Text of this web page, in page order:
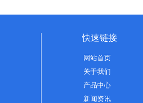
快速链接
网站首页
关于我们
产品中心
新闻资讯